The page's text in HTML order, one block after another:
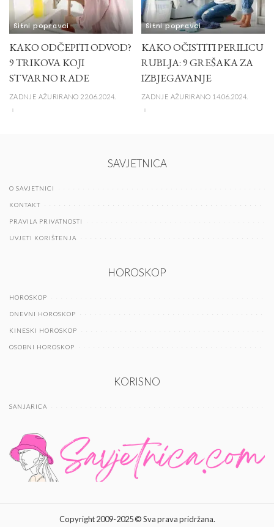
Sitni popravci
KAKO ODČEPITI ODVOD?
9 TRIKOVA KOJI
STVARNO RADE
ZADNJE AŽURIRANO 22.06.2024.
Sitni popravci
KAKO OČISTITI PERILICU
RUBLJA: 9 GREŠAKA ZA
IZBJEGAVANJE
ZADNJE AŽURIRANO 14.06.2024.
SAVJETNICA
O SAVJETNICI
KONTAKT
PRAVILA PRIVATNOSTI
UVJETI KORIŠTENJA
HOROSKOP
HOROSKOP
DNEVNI HOROSKOP
KINESKI HOROSKOP
OSOBNI HOROSKOP
KORISNO
SANJARICA
Copyright 2009-2025 © Sva prava pridržana.